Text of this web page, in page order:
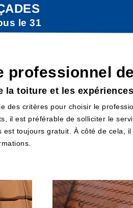
le 31
professionnel
la toiture et les
des critères pour choisir le
il est préférable de solliciter le
est toujours gratuit. À côté de cela,